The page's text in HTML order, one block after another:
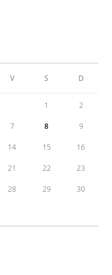
V S D
1 2
7 8 9
14 15 16
21 22 23
28 29 30